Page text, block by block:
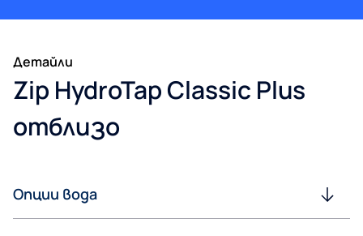
Детайли
Zip HydroTap Classic Plus
отблизо
Опции вода